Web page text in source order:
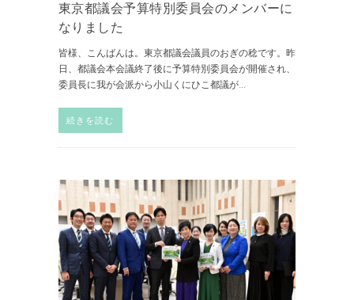
東京都議会予算特別委員会のメンバーに
なりました
皆様、こんばんは。東京都議会議員のおぎの稔です。昨
日、都議会本会議終了後に予算特別委員会が開催され、
委員長に我が会派から小山くにひこ都議が
続きを読む